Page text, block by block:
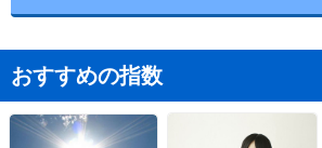
おすすめの指数